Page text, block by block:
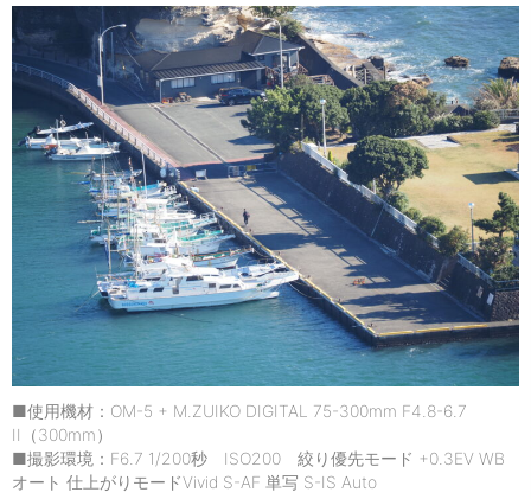
■使用機材：OM-5 + M.ZUIKO DIGITAL 75-300mm F4.8-6.7
II（300mm）
■撮影環境：F6.7 1/200秒 ISO200 絞り優先モード +0.3EV WB
オート 仕上がりモードVivid S-AF 単写 S-IS Auto